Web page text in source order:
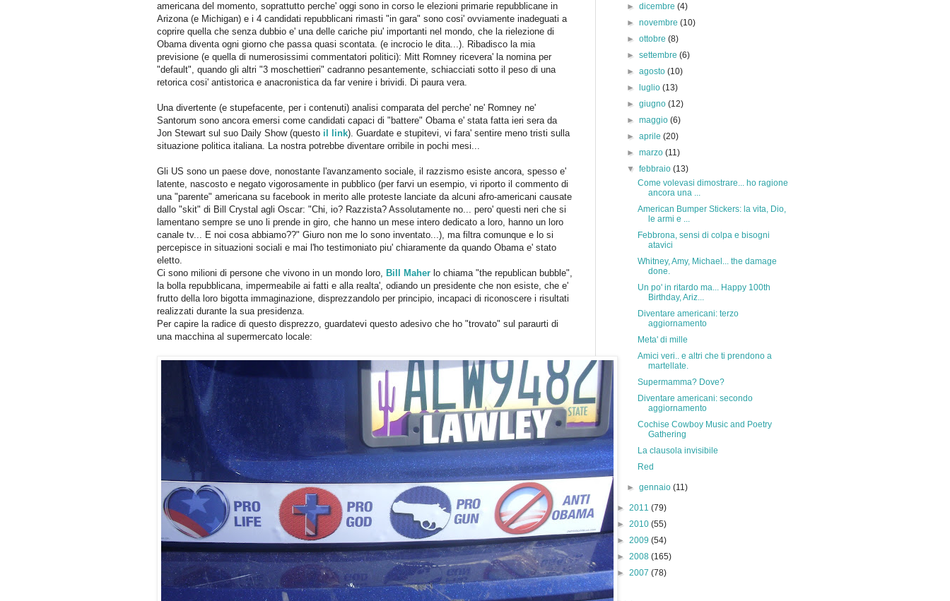
americana del momento, soprattutto perche' oggi sono in corso le elezioni primarie repubblicane in
Arizona (e Michigan) e i 4 candidati repubblicani rimasti "in gara" sono cosi' ovviamente inadeguati a
coprire quella che senza dubbio e' una delle cariche piu' importanti nel mondo, che la rielezione di
Obama diventa ogni giorno che passa quasi scontata. (e incrocio le dita...). Ribadisco la mia
previsione (e quella di numerosissimi commentatori politici): Mitt Romney ricevera' la nomina per
"default", quando gli altri "3 moschettieri" cadranno pesantemente, schiacciati sotto il peso di una
retorica cosi' antistorica e anacronistica da far venire i brividi. Di paura vera.
Una divertente (e stupefacente, per i contenuti) analisi comparata del perche' ne' Romney ne'
Santorum sono ancora emersi come candidati capaci di "battere" Obama e' stata fatta ieri sera da
Jon Stewart sul suo Daily Show (questo il link). Guardate e stupitevi, vi fara' sentire meno tristi sulla
situazione politica italiana. La nostra potrebbe diventare orribile in pochi mesi...
Gli US sono un paese dove, nonostante l'avanzamento sociale, il razzismo esiste ancora, spesso e'
latente, nascosto e negato vigorosamente in pubblico (per farvi un esempio, vi riporto il commento di
una "parente" americana su facebook in merito alle proteste lanciate da alcuni afro-americani causate
dallo "skit" di Bill Crystal agli Oscar: "Chi, io? Razzista? Assolutamente no... pero' questi neri che si
lamentano sempre se uno li prende in giro, che hanno un mese intero dedicato a loro, hanno un loro
canale tv... E noi cosa abbiamo??" Giuro non me lo sono inventato...), ma filtra comunque e lo si
percepisce in situazioni sociali e mai l'ho testimoniato piu' chiaramente da quando Obama e' stato
eletto.
Ci sono milioni di persone che vivono in un mondo loro, Bill Maher lo chiama "the republican bubble",
la bolla repubblicana, impermeabile ai fatti e alla realta', odiando un presidente che non esiste, che e'
frutto della loro bigotta immaginazione, disprezzandolo per principio, incapaci di riconoscere i risultati
realizzati durante la sua presidenza.
Per capire la radice di questo disprezzo, guardatevi questo adesivo che ho "trovato" sul paraurti di
una macchina al supermercato locale:
►dicembre(4)
►novembre(10)
►ottobre(8)
►settembre(6)
►agosto(10)
►
luglio(13)
►giugno(12)
►maggio(6)
►aprile(20)
►marzo(11)
▼febbraio(13)
Come volevasi dimostrare... ho ragione
ancora una ...
American Bumper Stickers: la vita, Dio,
le armi e ...
Febbrona, sensi di colpa e bisogni
atavici
Whitney, Amy, Michael... the damage
done.
Un po' in ritardo ma... Happy 100th
Birthday, Ariz...
Diventare americani: terzo
aggiornamento
Meta' di mille
Amici veri.. e altri che ti prendono a
martellate.
Supermamma? Dove?
Diventare americani: secondo
aggiornamento
Cochise Cowboy Music and Poetry
Gathering
La clausola invisibile
Red
►gennaio(11)
► 2011 (79)
► 2010 (55)
► 2009 (54)
► 2008 (165)
► 2007 (78)